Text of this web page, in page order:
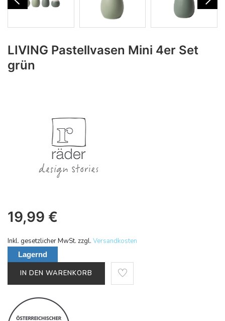
LIVING Pastellvasen Mini 4er Set
grün
19,99 €
Inkl. gesetzlicher MwSt. zzgl. Versandkosten
Lagernd
IN DEN WARENKORB